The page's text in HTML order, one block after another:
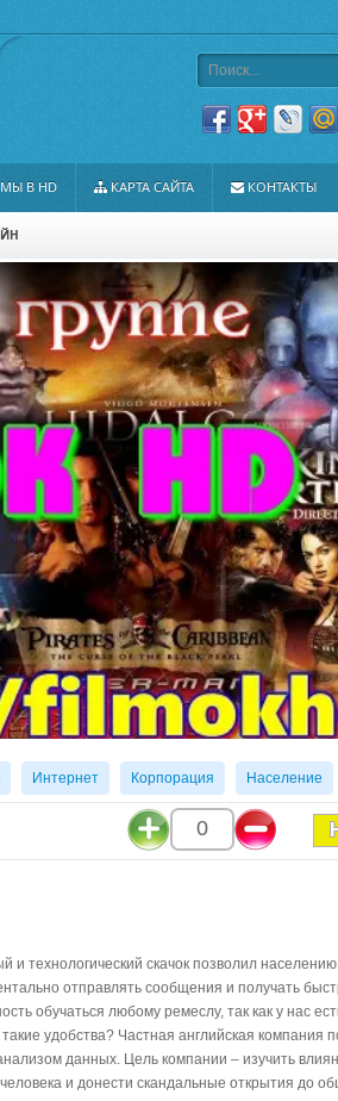
В HD КАРТА САЙТА КОНТАКТЫ
Интернет Корпорация Население
0
технологический скачок позволил
отправлять сообщения и получать
обучаться любому ремеслу, так как у нас
удобства? Частная английская компания
данных. Цель компании – изучить
и донести скандальные открытия до